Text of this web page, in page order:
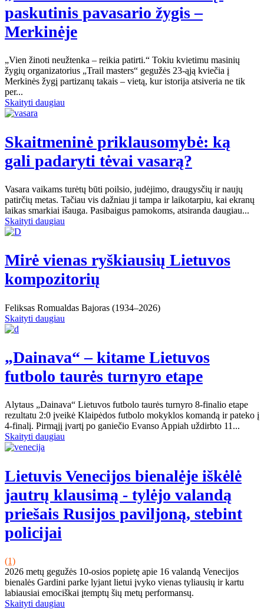
paskutinis pavasario žygis –
Merkinėje
„Vien žinoti neužtenka – reikia patirti.“ Tokiu kvietimu masinių
žygių organizatorius „Trail masters“ gegužės 23-ąją kviečia į
Merkinės žygį partizanų takais – vietą, kur istorija atsiveria ne tik
per...
Skaityti daugiau
Skaitmeninė priklausomybė: ką
gali padaryti tėvai vasarą?
Vasara vaikams turėtų būti poilsio, judėjimo, draugysčių ir naujų
patirčių metas. Tačiau vis dažniau ji tampa ir laikotarpiu, kai ekranų
laikas smarkiai išauga. Pasibaigus pamokoms, atsiranda daugiau...
Skaityti daugiau
Mirė vienas ryškiausių Lietuvos
kompozitorių
Feliksas Romualdas Bajoras (1934–2026)
Skaityti daugiau
„Dainava“ – kitame Lietuvos
futbolo taurės turnyro etape
Alytaus „Dainava“ Lietuvos futbolo taurės turnyro 8-finalio etape
rezultatu 2:0 įveikė Klaipėdos futbolo mokyklos komandą ir pateko į
4-finalį. Pirmąjį įvartį po ganiečio Evanso Appiah uždirbto 11...
Skaityti daugiau
Lietuvis Venecijos bienalėje iškėlė
jautrų klausimą - tylėjo valandą
priešais Rusijos paviljoną, stebint
policijai
(1)
2026 metų gegužės 10-osios popietę apie 16 valandą Venecijos
bienalės Gardini parke lyjant lietui įvyko vienas tyliausių ir kartu
labiausiai emociškai įtemptų šių metų performansų.
Skaityti daugiau